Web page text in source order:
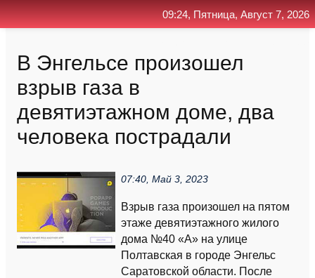
В Энгельсе произошел
взрыв газа в
девятиэтажном доме, два
человека пострадали
07:40, Май 3, 2023
Взрыв газа произошел на пятом
этаже девятиэтажного жилого
дома №40 «А» на улице
Полтавская в городе Энгельс
Саратовской области. После
09:24, Пятница, Август 7, 2026